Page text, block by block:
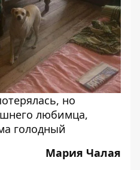
но
любимца,
голодный
Мария Чалая